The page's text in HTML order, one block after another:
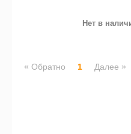
Нет в
« Обратно 1 Далее »